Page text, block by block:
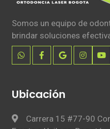
Somos un equipo de
brindar soluciones
Ubicación
Carrera 15 #77-90